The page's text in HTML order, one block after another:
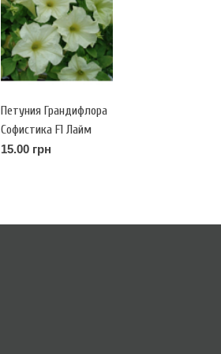
Петуния Грандифлора
Софистика F1 Лайм
Грин Р9
15.00 грн